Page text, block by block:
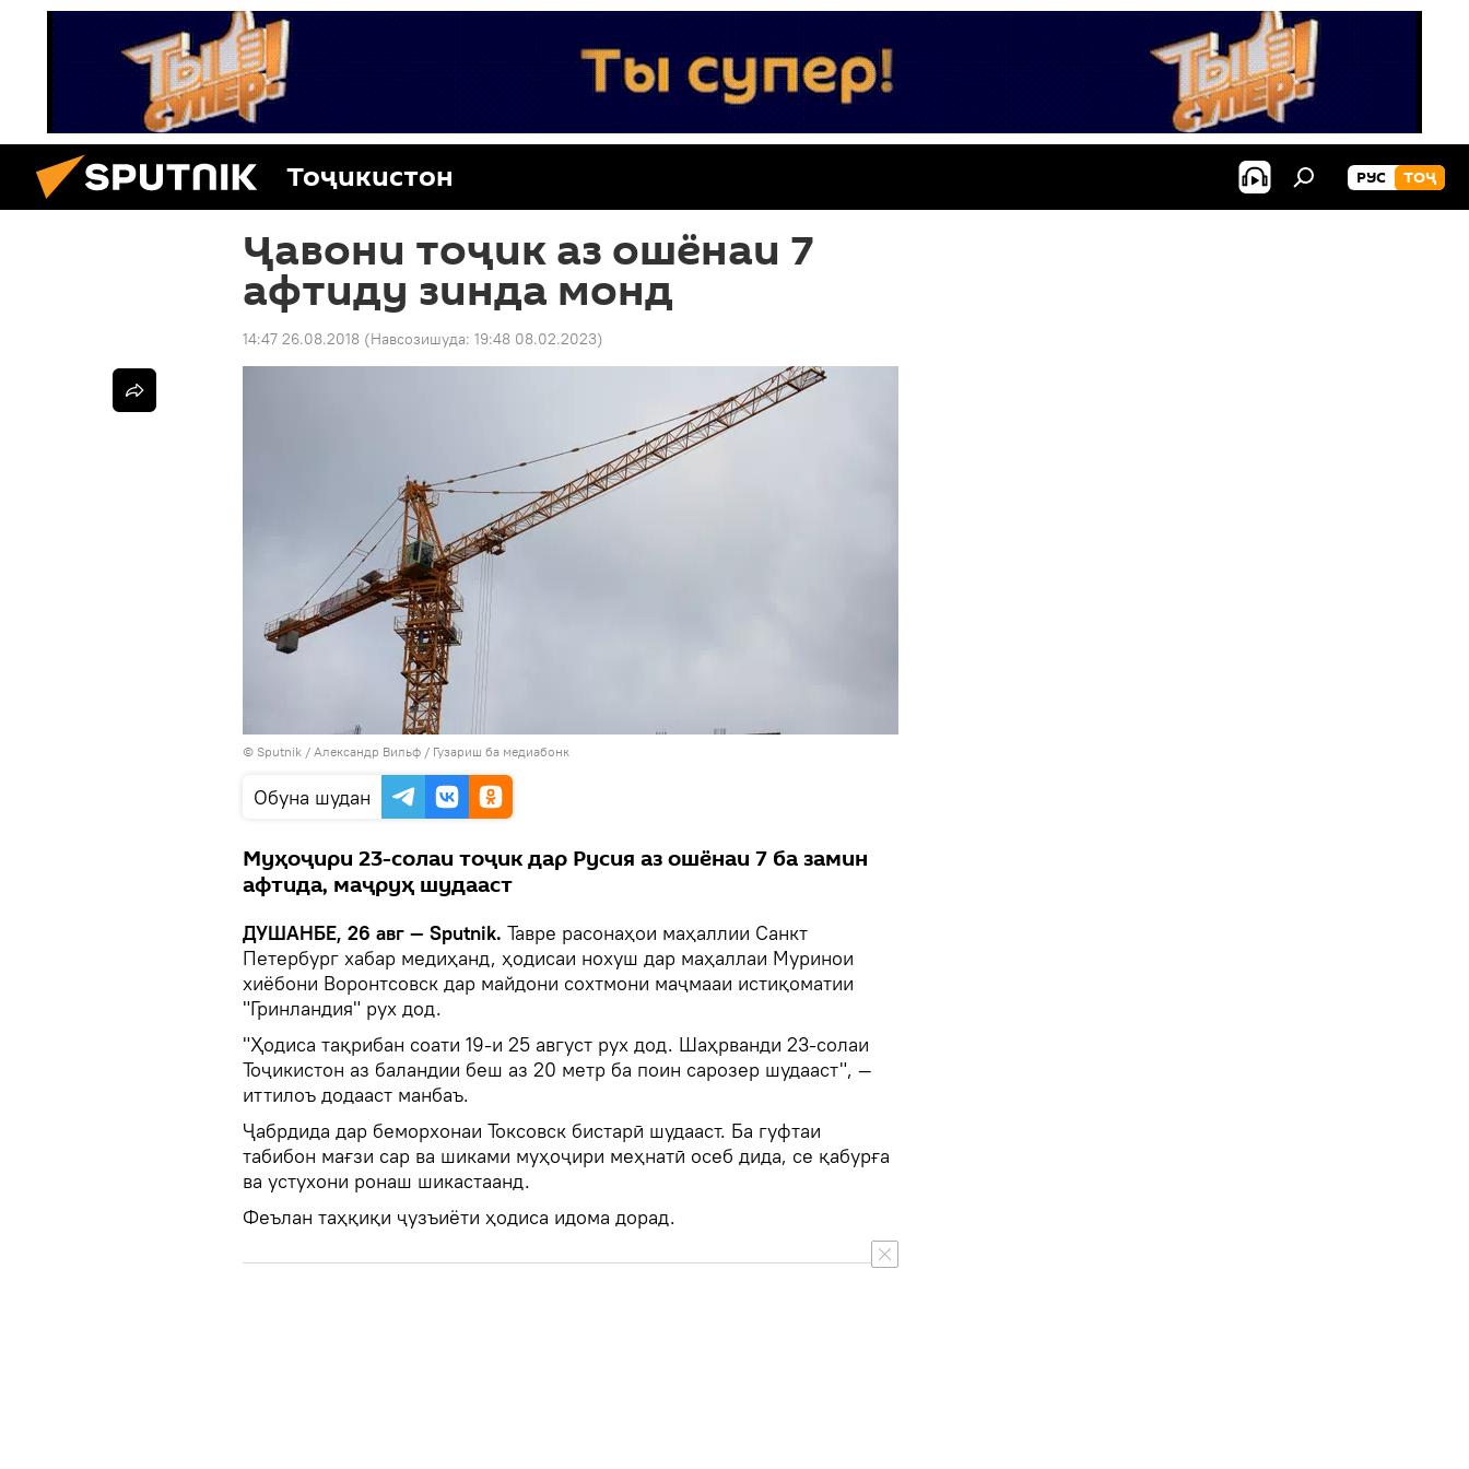
Тоҷикистон РУС ТОҶ
Ҷавони тоҷик аз ошёнаи 7
афтиду зинда монд
14:47 26.08.2018 (Навсозишуда: 19:48 08.02.2023)
© Sputnik / Александр Вильф / Гузариш ба медиабонк
Обуна шудан
Муҳоҷири 23-солаи тоҷик дар Русия аз ошёнаи 7 ба замин
афтида, маҷруҳ шудааст
ДУШАНБЕ, 26 авг — Sputnik. Тавре расонаҳои маҳаллии Санкт
Петербург хабар медиҳанд, ҳодисаи нохуш дар маҳаллаи Муринои
хиёбони Воронтсовск дар майдони сохтмони маҷмааи истиқоматии
"Гринландия" рух дод.
"Ҳодиса тақрибан соати 19-и 25 август рух дод. Шаҳрванди 23-солаи
Тоҷикистон аз баландии беш аз 20 метр ба поин сарозер шудааст", —
иттилоъ додааст манбаъ.
Ҷабрдида дар беморхонаи Токсовск бистарӣ шудааст. Ба гуфтаи
табибон мағзи сар ва шиками муҳоҷири меҳнатӣ осеб дида, се қабурға
ва устухони ронаш шикастаанд.
Феълан таҳқиқи ҷузъиёти ҳодиса идома дорад.